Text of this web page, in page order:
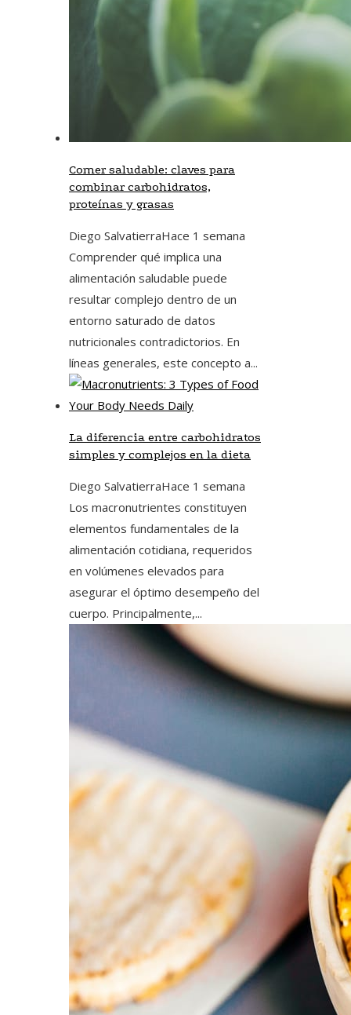
Comer saludable: claves para
combinar carbohidratos,
proteínas y grasas
Diego SalvatierraHace 1 semana
Comprender qué implica una
alimentación saludable puede
resultar complejo dentro de un
entorno saturado de datos
nutricionales contradictorios. En
líneas generales, este concepto a...
La diferencia entre carbohidratos
simples y complejos en la dieta
Diego SalvatierraHace 1 semana
Los macronutrientes constituyen
elementos fundamentales de la
alimentación cotidiana, requeridos
en volúmenes elevados para
asegurar el óptimo desempeño del
cuerpo. Principalmente,...